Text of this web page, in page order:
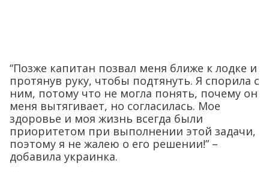
“Позже капитан позвал меня ближе к лодке и
протянув руку, чтобы подтянуть. Я спорила с
ним, потому что не могла понять, почему он
меня вытягивает, но согласилась. Мое
здоровье и моя жизнь всегда были
приоритетом при выполнении этой задачи,
поэтому я не жалею о его решении!” –
добавила украинка.